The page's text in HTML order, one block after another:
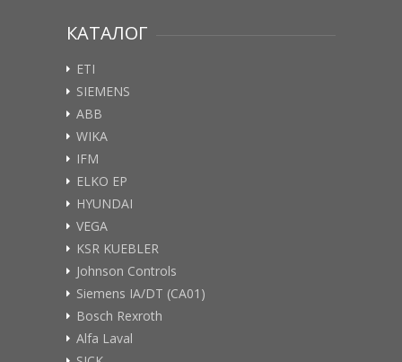
КАТАЛОГ
ETI
SIEMENS
ABB
WIKA
IFM
ELKO EP
HYUNDAI
VEGA
KSR KUEBLER
Johnson Controls
Siemens IA/DT (CA01)
Bosch Rexroth
Alfa Laval